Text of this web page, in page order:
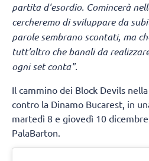
partita d'esordio. Comincerà
cercheremo di sviluppare da
parole sembrano scontati, ma
tutt’altro che banali da
ogni set conta".
Il cammino dei Block Devils
contro la Dinamo Bucarest, in
martedì 8 e giovedì 10
PalaBarton.